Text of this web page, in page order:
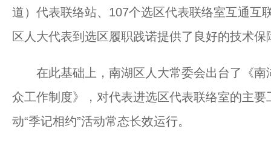
道）代表联络站、107个选区代表联络室互通互
区人大代表到选区履职践诺提供了良好的技术保
在此基础上，南湖区人大常委会出台了《南
众工作制度》，对代表进选区代表联络室的主
动“季记相约”活动常态长效运行。